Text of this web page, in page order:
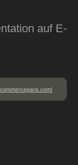
auf E-